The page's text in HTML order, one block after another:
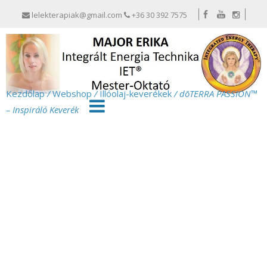
lelekterapiak@gmail.com +36 30 392 7575
Kezdőlap/Webshop/Illóolaj-keverékek/ dōTERRA PASSION™
– Inspiráló Keverék